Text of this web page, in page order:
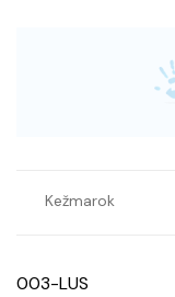
Kežmarok
003-LUS